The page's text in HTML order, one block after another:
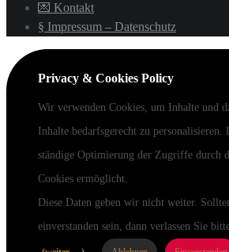
💌 Kontakt
§ Impressum – Datenschutz
Privacy & Cookies Policy
Wir verwenden Cookies, um Inhalte und
Inhalte bedarfsgerecht zu personalisieren.
ständige Optimierung der Zugriffe durch
Cookies ermöglicht.
Diese Daten geben wir nicht weiter.
einverstanden sein, dann verlassen Sie